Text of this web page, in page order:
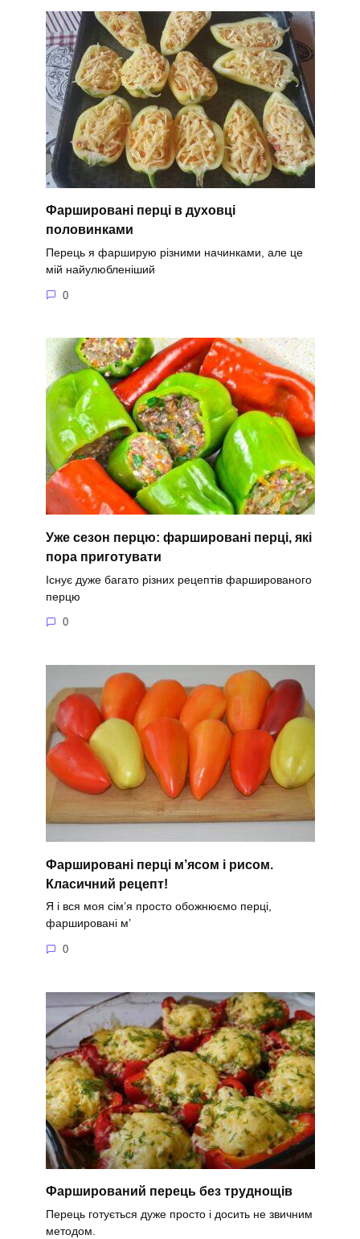
Фаршировані перці в духовці
половинками
Перець я фарширую різними начинками, але це
мій найулюбленіший
0
Уже сезон перцю: фаршировані перці, які
пора приготувати
Існує дуже багато різних рецептів фаршированого
перцю
0
Фаршировані перці м’ясом і рисом.
Класичний рецепт!
Я і вся моя сім’я просто обожнюємо перці,
фаршировані м’
0
Фарширований перець без труднощів
Перець готується дуже просто і досить не звичним
методом.